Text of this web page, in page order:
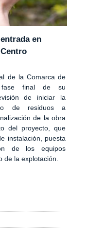
en
de la Comarca de
fase final de su
de iniciar la
de residuos a
de la obra
del proyecto, que
instalación, puesta
de los equipos
de la explotación.